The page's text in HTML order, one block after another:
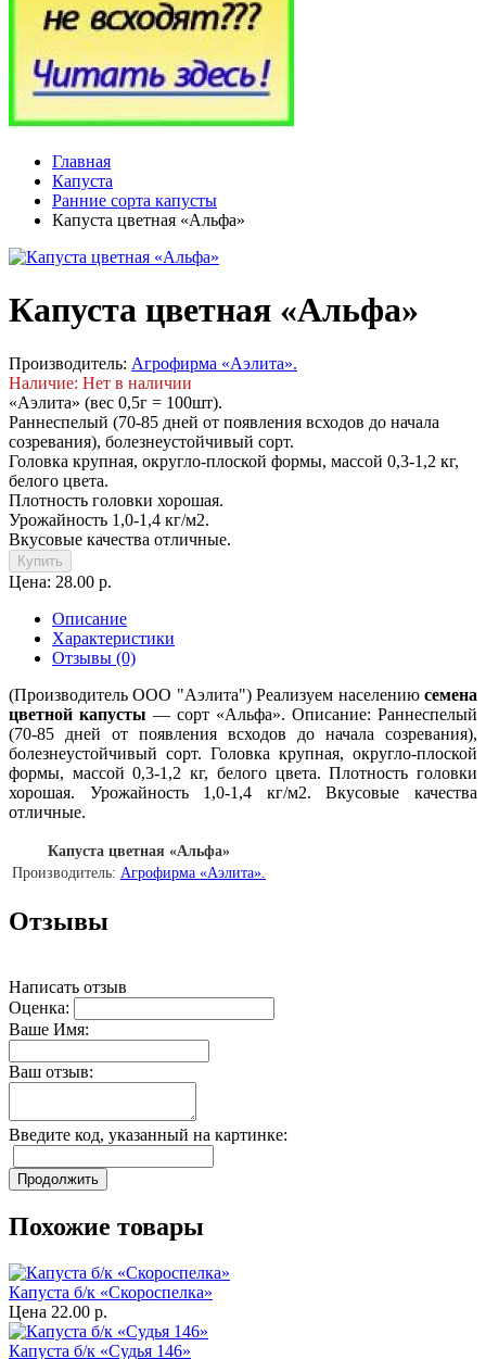
Главная
Капуста
Ранние сорта капусты
Капуста цветная «Альфа»
Капуста цветная «Альфа»
Производитель: Агрофирма «Аэлита».
Наличие: Нет в наличии
«Аэлита» (вес 0,5г = 100шт).
Раннеспелый (70-85 дней от появления всходов до начала
созревания), болезнеустойчивый сорт.
Головка крупная, округло-плоской формы, массой 0,3-1,2 кг,
белого цвета.
Плотность головки хорошая.
Урожайность 1,0-1,4 кг/м2.
Вкусовые качества отличные.
Купить
Цена: 28.00 р.
Описание
Характеристики
Отзывы (0)
(Производитель ООО "Аэлита") Реализуем населению семена
цветной капусты — сорт «Альфа». Описание: Раннеспелый
(70-85 дней от появления всходов до начала созревания),
болезнеустойчивый сорт. Головка крупная, округло-плоской
формы, массой 0,3-1,2 кг, белого цвета. Плотность головки
хорошая. Урожайность 1,0-1,4 кг/м2. Вкусовые качества
отличные.
Капуста цветная «Альфа»
Производитель: Агрофирма «Аэлита».
Отзывы
Написать отзыв
Оценка:
Ваше Имя:
Ваш отзыв:
Введите код, указанный на картинке:
Продолжить
Похожие товары
Капуста б/к «Скороспелка»
Цена 22.00 р.
Капуста б/к «Судья 146»